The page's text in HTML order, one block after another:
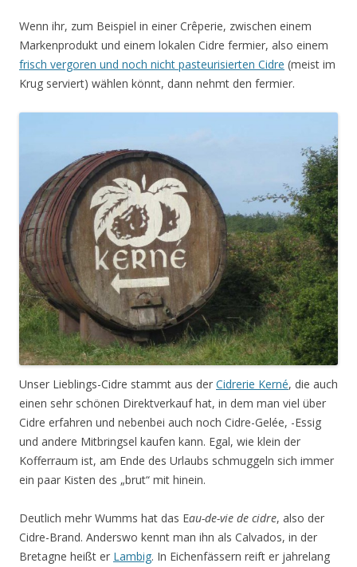
Wenn ihr, zum Beispiel in einer Crêperie, zwischen einem
Markenprodukt und einem lokalen Cidre fermier, also einem
frisch vergoren und noch nicht pasteurisierten Cidre (meist im
Krug serviert) wählen könnt, dann nehmt den fermier.
Unser Lieblings-Cidre stammt aus der Cidrerie Kerné, die auch
einen sehr schönen Direktverkauf hat, in dem man viel über
Cidre erfahren und nebenbei auch noch Cidre-Gelée, -Essig
und andere Mitbringsel kaufen kann. Egal, wie klein der
Kofferraum ist, am Ende des Urlaubs schmuggeln sich immer
ein paar Kisten des „brut“ mit hinein.
Deutlich mehr Wumms hat das Eau-de-vie de cidre, also der
Cidre-Brand. Anderswo kennt man ihn als Calvados, in der
Bretagne heißt er Lambig. In Eichenfässern reift er jahrelang